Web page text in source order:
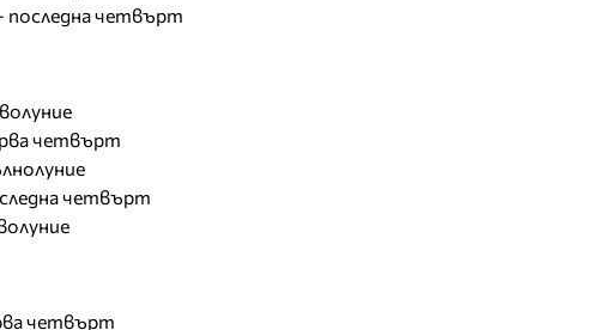
последна четвърт
четвърт
четвърт
четвърт